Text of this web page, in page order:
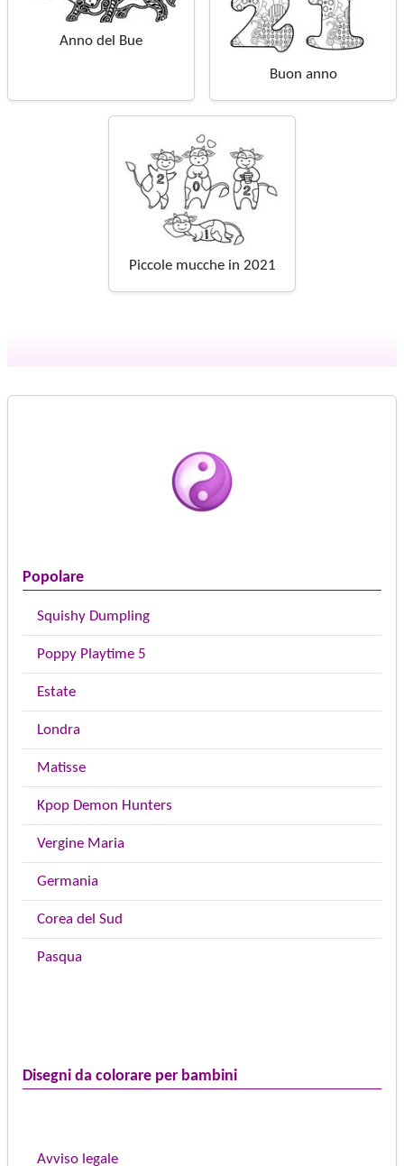
Popolare
Squishy Dumpling
Poppy Playtime 5
Estate
Londra
Matisse
Kpop Demon Hunters
Vergine Maria
Germania
Corea del Sud
Pasqua
Disegni da colorare per bambini
Avviso legale
Anno del Bue
Buon anno
Piccole mucche in 2021